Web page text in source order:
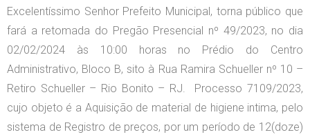
Excelentíssimo Senhor Prefeito Municipal, torna público que
fará a retomada do Pregão Presencial nº 49/2023, no dia
02/02/2024 às 10:00 horas no Prédio do Centro
Administrativo, Bloco B, sito à Rua Ramira Schueller nº 10 –
Retiro Schueller – Rio Bonito – RJ. Processo 7109/2023,
cujo objeto é a Aquisição de material de higiene intima, pelo
sistema de Registro de preços, por um período de 12(doze)